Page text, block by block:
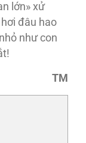
lớn» xử
đâu hao
như con
TM